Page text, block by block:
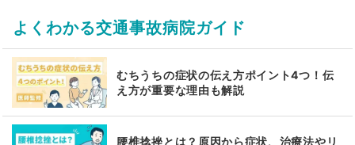
よくわかる交通事故病院ガイド
むちうちの症状の伝え方ポイント4つ！伝
え方が重要な理由も解説
腰椎捻挫とは？原因から症状、治療法やリ